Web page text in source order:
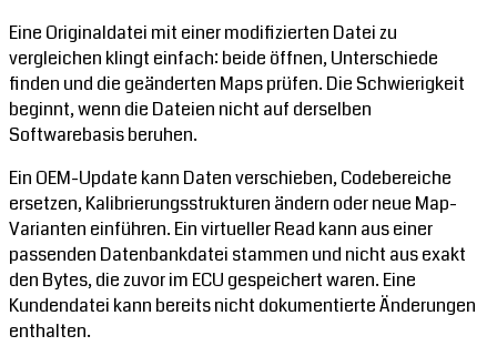
Eine Originaldatei mit einer modifizierten Datei zu
vergleichen klingt einfach: beide öffnen, Unterschiede
finden und die geänderten Maps prüfen. Die Schwierigkeit
beginnt, wenn die Dateien nicht auf derselben
Softwarebasis beruhen.
Ein OEM-Update kann Daten verschieben, Codebereiche
ersetzen, Kalibrierungsstrukturen ändern oder neue Map-
Varianten einführen. Ein virtueller Read kann aus einer
passenden Datenbankdatei stammen und nicht aus exakt
den Bytes, die zuvor im ECU gespeichert waren. Eine
Kundendatei kann bereits nicht dokumentierte Änderungen
enthalten.